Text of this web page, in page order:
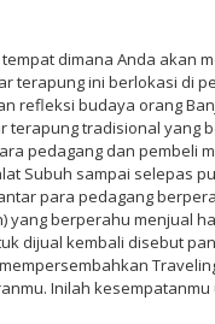
dimana Anda akan
terapung ini berlokasi di
refleksi budaya orang
terapung tradisional yang
pedagang dan pembeli
Subuh sampai selepas
para pedagang
yang berperahu menjual
dijual kembali disebut
Inilah